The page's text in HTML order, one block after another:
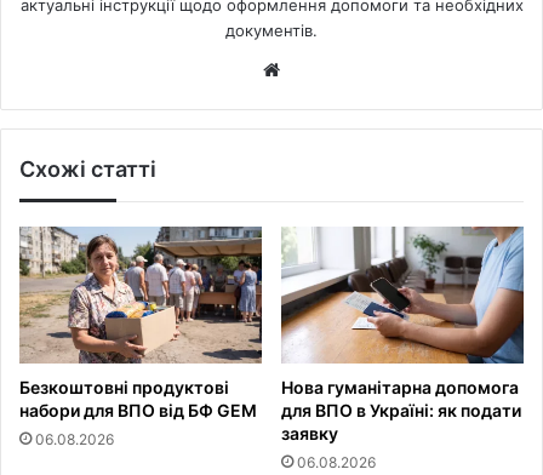
актуальні інструкції щодо оформлення допомоги та необхідних
документів.
Схожі статті
Безкоштовні продуктові
набори для ВПО від БФ GEM
06.08.2026
Нова гуманітарна допомога
для ВПО в Україні: як подати
заявку
06.08.2026